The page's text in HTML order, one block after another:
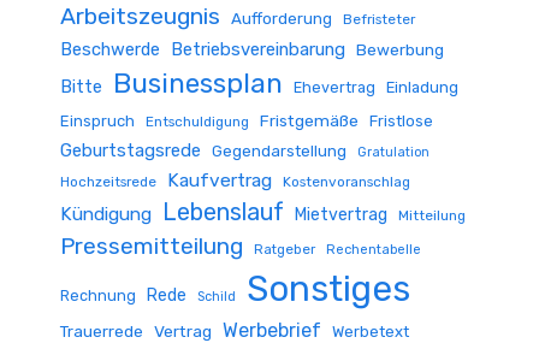
Arbeitszeugnis Aufforderung Befristeter
Beschwerde Betriebsvereinbarung Bewerbung
Bitte Businessplan Ehevertrag
Einladung
Einspruch
Entschuldigung Fristgemäße Fristlose
Geburtstagsrede Gegendarstellung Gratulation
Hochzeitsrede Kaufvertrag Kostenvoranschlag
Kündigung Lebenslauf Mietvertrag Mitteilung
Pressemitteilung Ratgeber Rechentabelle
Rechnung Rede Schild Sonstiges
Trauerrede Vertrag Werbebrief Werbetext